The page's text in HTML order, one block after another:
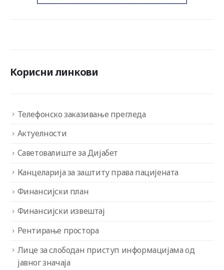
Корисни линкови
Телефонско заказивање прегледа
Актуелности
Саветовалиште за Дијабет
Канцеларија за заштиту права пацијената
Финансијски план
Финансијски извештај
Рентирање простора
Лице за слободан приступ информацијама од
јавног значаја